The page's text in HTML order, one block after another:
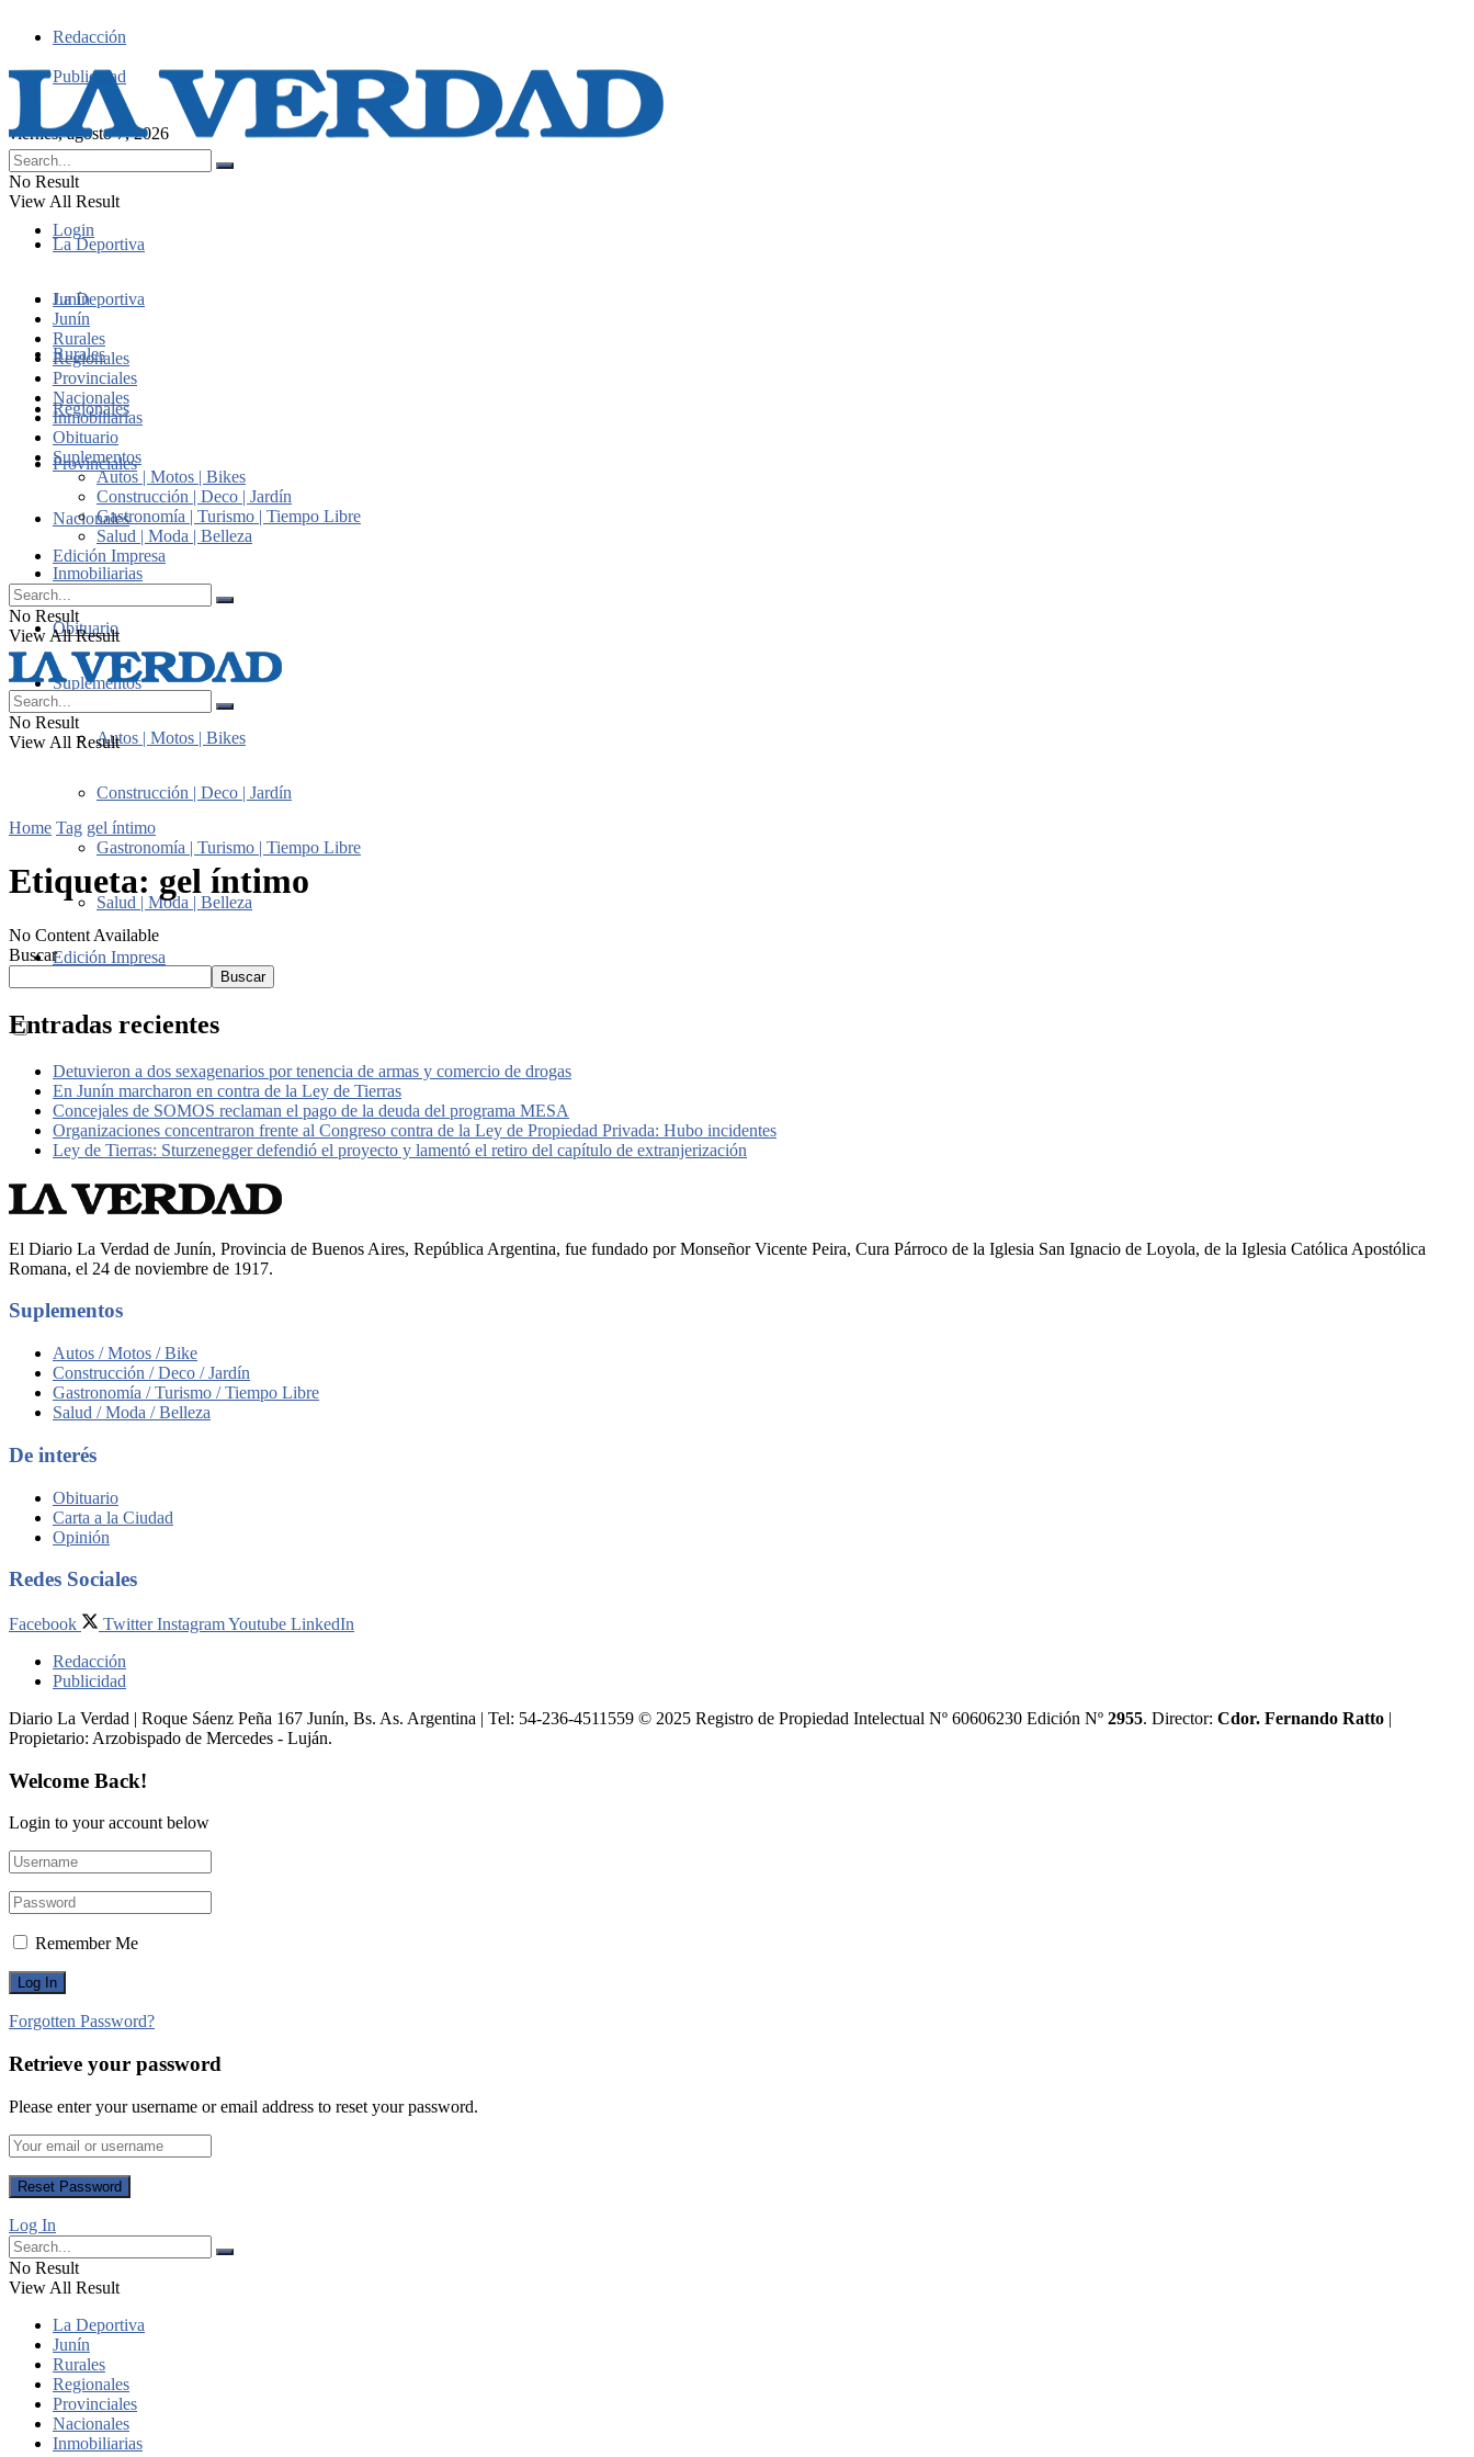
Redacción
Publicidad
viernes, agosto 7, 2026
Login
No Result
View All Result
La Deportiva
Junín
Rurales
Regionales
Provinciales
Nacionales
Inmobiliarias
Obituario
Suplementos
Autos | Motos | Bikes
Construcción | Deco | Jardín
Gastronomía | Turismo | Tiempo Libre
Salud | Moda | Belleza
Edición Impresa
La Deportiva
Junín
Rurales
Regionales
Provinciales
Nacionales
Inmobiliarias
Obituario
Suplementos
Autos | Motos | Bikes
Construcción | Deco | Jardín
Gastronomía | Turismo | Tiempo Libre
Salud | Moda | Belleza
Edición Impresa
No Result
View All Result
No Result
View All Result
Home Tag gel íntimo
Etiqueta: gel íntimo
No Content Available
Buscar
Buscar
Entradas recientes
Detuvieron a dos sexagenarios por tenencia de armas y comercio de drogas
En Junín marcharon en contra de la Ley de Tierras
Concejales de SOMOS reclaman el pago de la deuda del programa MESA
Organizaciones concentraron frente al Congreso contra de la Ley de Propiedad Privada: Hubo incidentes
Ley de Tierras: Sturzenegger defendió el proyecto y lamentó el retiro del capítulo de extranjerización
El Diario La Verdad de Junín, Provincia de Buenos Aires, República Argentina, fue fundado por Monseñor Vicente Peira, Cura Párroco de la Iglesia San Ignacio de Loyola, de la Iglesia Católica Apostólica
Romana, el 24 de noviembre de 1917.
Suplementos
Autos / Motos / Bike
Construcción / Deco / Jardín
Gastronomía / Turismo / Tiempo Libre
Salud / Moda / Belleza
De interés
Obituario
Carta a la Ciudad
Opinión
Redes Sociales
Facebook Twitter InstagramYoutube LinkedIn
Redacción
Publicidad
Diario La Verdad | Roque Sáenz Peña 167 Junín, Bs. As. Argentina | Tel: 54-236-4511559 © 2025 Registro de Propiedad Intelectual Nº 60606230 Edición Nº 2955. Director:​ Cdor. Fernando Ratto |
Propietario:​ Arzobispado de Mercedes - Luján.
Welcome Back!
Login to your account below
Remember Me
Forgotten Password?
Retrieve your password
Please enter your username or email address to reset your password.
Log In
No Result
View All Result
La Deportiva
Junín
Rurales
Regionales
Provinciales
Nacionales
Inmobiliarias